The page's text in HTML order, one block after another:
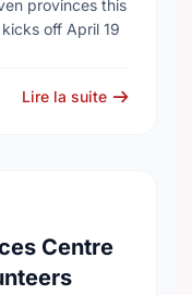
provinces this
off April 19
Lire la suite
Centre